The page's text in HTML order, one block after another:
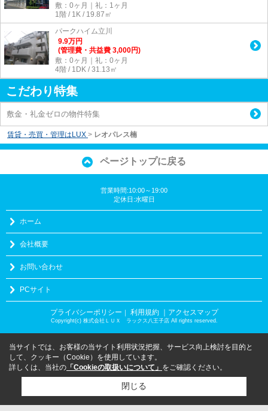
敷：0ヶ月｜礼：1ヶ月
1階 / 1K / 19.87㎡
パークハイム立川
9.9万円
(管理費・共益費 3,000円)
敷：0ヶ月｜礼：0ヶ月
4階 / 1DK / 31.13㎡
こだわり特集
敷金・礼金ゼロの物件特集
賃貸・売買・管理はLUX > レオパレス楠
ページトップに戻る
営業時間:10:00～19:00
定休日:水曜日
ホーム
会社概要
お問い合わせ
PCサイト
プライバシーポリシー ｜ 利用規約 ｜アクセスマップ
Copyright(c) 株式会社ＬＵＸ ラックス八王子店 All rights reserved.
当サイトでは、お客様の当サイト利用状況把握、サービス向上検討を目的と
して、クッキー（Cookie）を使用しています。
詳しくは、当社の 「Cookieの取扱いについて」 をご確認ください。
閉じる